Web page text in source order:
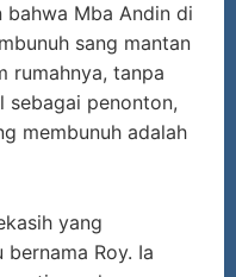
Mba Andin di
sang mantan
rumahnya, tanpa
sebagai penonton,
membunuh adalah
yang
Roy. Ia